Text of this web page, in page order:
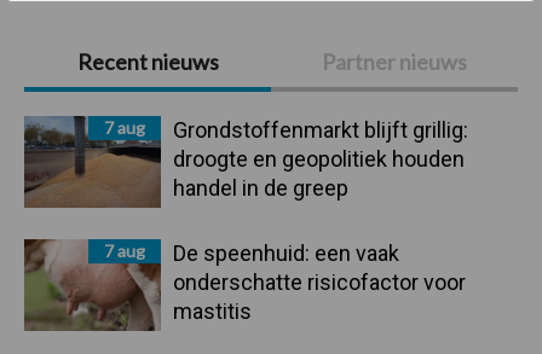
Primaire
Sidebar
Recent nieuws Partner nieuws
7 aug
Grondstoffenmarkt blijft grillig:
droogte en geopolitiek houden
handel in de greep
7 aug
De speenhuid: een vaak
onderschatte risicofactor voor
mastitis